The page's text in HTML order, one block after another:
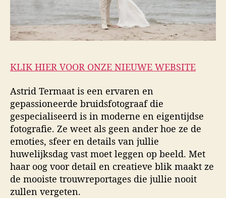
KLIK HIER VOOR ONZE NIEUWE WEBSITE
Astrid Termaat is een ervaren en
gepassioneerde bruidsfotograaf die
gespecialiseerd is in moderne en eigentijdse
fotografie. Ze weet als geen ander hoe ze de
emoties, sfeer en details van jullie
huwelijksdag vast moet leggen op beeld. Met
haar oog voor detail en creatieve blik maakt ze
de mooiste trouwreportages die jullie nooit
zullen vergeten.